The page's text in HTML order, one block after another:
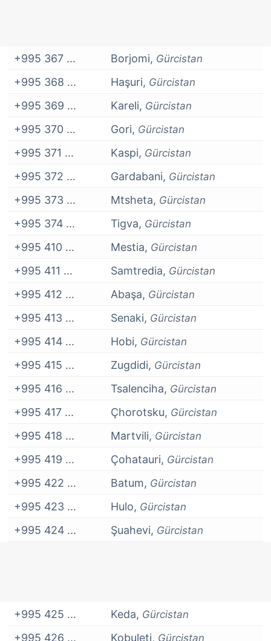
+995 367 ... Borjomi, Gürcistan
+995 368 ... Haşuri, Gürcistan
+995 369 ... Kareli, Gürcistan
+995 370 ... Gori, Gürcistan
+995 371 ... Kaspi, Gürcistan
+995 372 ... Gardabani, Gürcistan
+995 373 ... Mtsheta, Gürcistan
+995 374 ... Tigva, Gürcistan
+995 410 ... Mestia, Gürcistan
+995 411 ... Samtredia, Gürcistan
+995 412 ... Abaşa, Gürcistan
+995 413 ... Senaki, Gürcistan
+995 414 ... Hobi, Gürcistan
+995 415 ... Zugdidi, Gürcistan
+995 416 ... Tsalenciha, Gürcistan
+995 417 ... Çhorotsku, Gürcistan
+995 418 ... Martvili, Gürcistan
+995 419 ... Çohatauri, Gürcistan
+995 422 ... Batum, Gürcistan
+995 423 ... Hulo, Gürcistan
+995 424 ... Şuahevi, Gürcistan
+995 425 ... Keda, Gürcistan
+995 426 ... Kobuleti, Gürcistan